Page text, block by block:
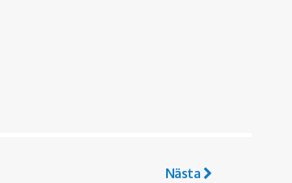
Nästa